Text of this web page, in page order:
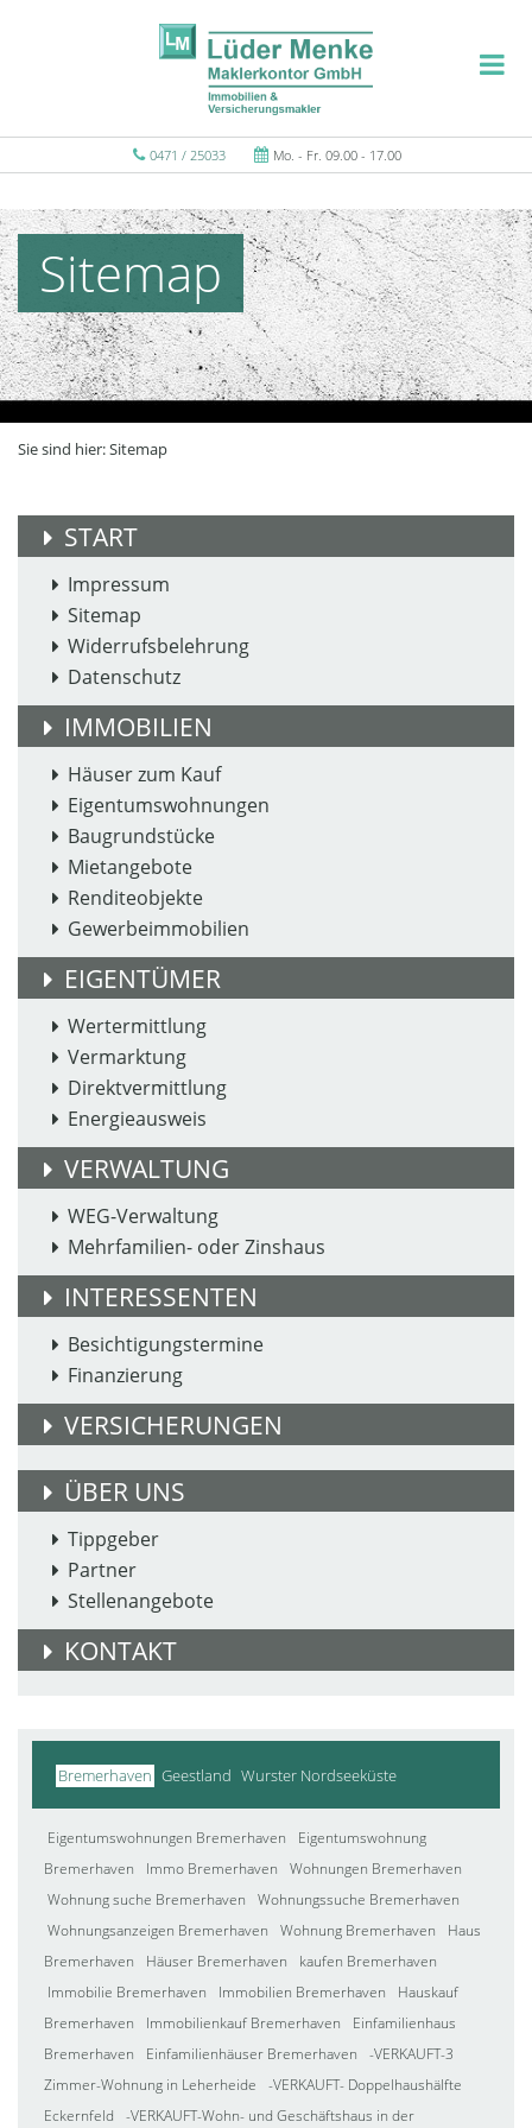
0471 / 25033 Mo. - Fr. 09.00 - 17.00
Sitemap
Sie sind hier:Sitemap
START
Impressum
Sitemap
Widerrufsbelehrung
Datenschutz
IMMOBILIEN
Häuser zum Kauf
Eigentumswohnungen
Baugrundstücke
Mietangebote
Renditeobjekte
Gewerbeimmobilien
EIGENTÜMER
Wertermittlung
Vermarktung
Direktvermittlung
Energieausweis
VERWALTUNG
WEG-Verwaltung
Mehrfamilien- oder Zinshaus
INTERESSENTEN
Besichtigungstermine
Finanzierung
VERSICHERUNGEN
ÜBER UNS
Tippgeber
Partner
Stellenangebote
KONTAKT
Bremerhaven Geestland Wurster Nordseeküste
Eigentumswohnungen Bremerhaven
Eigentumswohnung
Bremerhaven
Immo Bremerhaven
Wohnungen Bremerhaven
Wohnung suche Bremerhaven
Wohnungssuche Bremerhaven
Wohnungsanzeigen Bremerhaven
Wohnung Bremerhaven
Haus
Bremerhaven
Häuser Bremerhaven
kaufen Bremerhaven
Immobilie Bremerhaven
Immobilien Bremerhaven
Hauskauf
Bremerhaven
Immobilienkauf Bremerhaven
Einfamilienhaus
Bremerhaven
Einfamilienhäuser Bremerhaven
-VERKAUFT-3
Zimmer-Wohnung in Leherheide
-VERKAUFT- Doppelhaushälfte
Eckernfeld
-VERKAUFT-Wohn- und Geschäftshaus in der